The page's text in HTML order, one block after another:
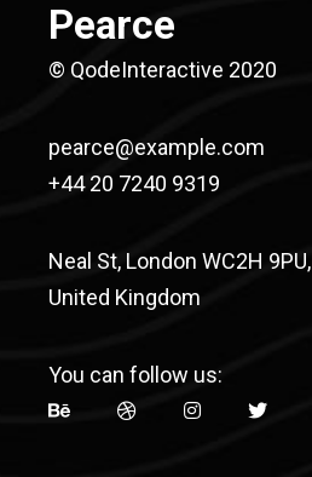
Pearce
© QodeInteractive 2020
pearce@example.com
+44 20 7240 9319
Neal St, London WC2H 9PU,
United Kingdom
You can follow us: